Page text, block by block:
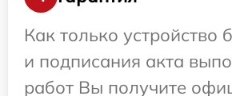
Как только устройство
и подписания акта
работ Вы получите